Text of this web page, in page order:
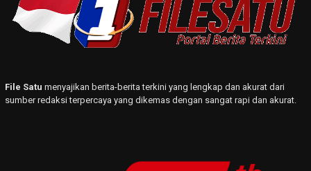
File Satu menyajikan berita-berita terkini yang lengkap dan akurat dari
sumber redaksi terpercaya yang dikemas dengan sangat rapi dan akurat.